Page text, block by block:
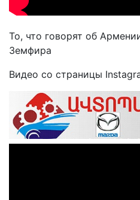
То, что говорят об
Земфира
Видео со страницы